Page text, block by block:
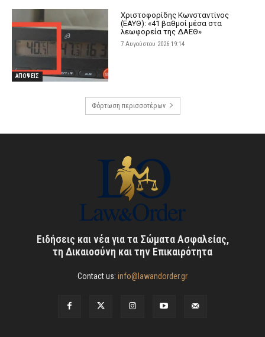
ΑΠΟΨΕΙΣ
Χριστοφορίδης Κωνσταντίνος
(ΕΑΥΘ): «41 βαθμοί μέσα στα
λεωφορεία της ΔΑΕΘ»
7 Αυγούστου 2026 19:14
Φόρτωση περισσοτέρων
Ειδήσεις και νέα για τα Σώματα Ασφαλείας,
τη Δικαιοσύνη και την Επικαιρότητα
Contact us: info@lawandorder.gr